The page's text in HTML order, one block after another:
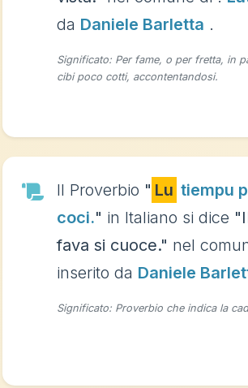
da Daniele Barletta .
Significato: Per fame, o per fretta, in
cibi poco cotti, accontentandosi.
Il Proverbio " Lu tiempu
coci." in Italiano si dice
fava si cuoce." nel
inserito da Daniele
Significato: Proverbio che indica la